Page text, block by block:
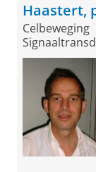
Haastert,
Celbeweging